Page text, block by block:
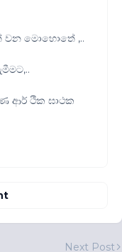
මොහොතේ ,..
ණ ආර් ථික ඝාථක
Next Post